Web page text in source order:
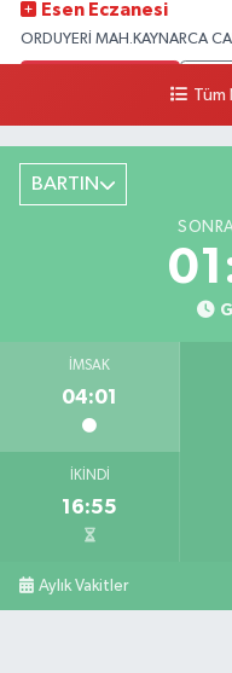
Esen Eczanesi
ORDUYERİ MAH.KAYNARCA
Şiremirçavuş Mahallesi,
0 (378) 227 85 45
Tüm
BARTIN
İMSAK
04:01
İKINDI
16:55
Aylık Vakitler